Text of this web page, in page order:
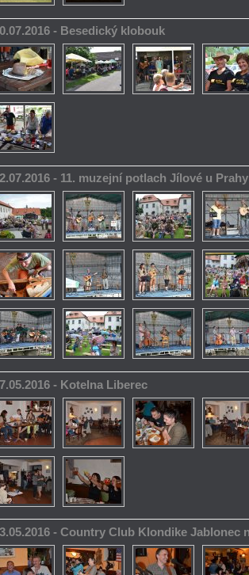
- Besedický klobouk
- 11. muzejní potlach Jílové u Prahy
- Kotelna Liberec
- Country Club Klondike Jablonec